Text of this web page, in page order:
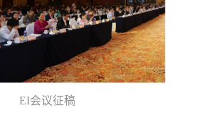
EI会议征稿